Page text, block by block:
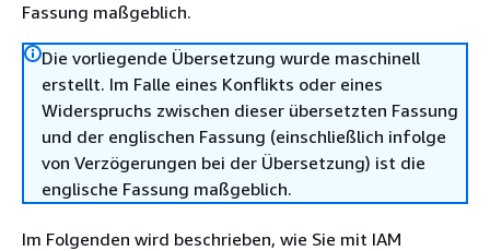
Fassung maßgeblich.
Die vorliegende Übersetzung wurde maschinell
erstellt. Im Falle eines Konflikts oder eines
Widerspruchs zwischen dieser übersetzten Fassung
und der englischen Fassung (einschließlich infolge
von Verzögerungen bei der Übersetzung) ist die
englische Fassung maßgeblich.
Im Folgenden wird beschrieben, wie Sie mit IAM